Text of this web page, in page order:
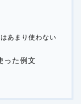
あまり使わない
った例文